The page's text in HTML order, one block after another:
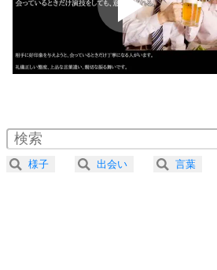
ポジティブ思考になる30の
ストレス対策
人生、なんとかなる
気楽に生きる30の方法
4 器の大きい人は、怒
2.0倍速 （373KB 1分35秒）
2.5倍速 （298KB 1分16秒）
3.0倍速 （249KB 1分3秒）
様子 出会い 言葉